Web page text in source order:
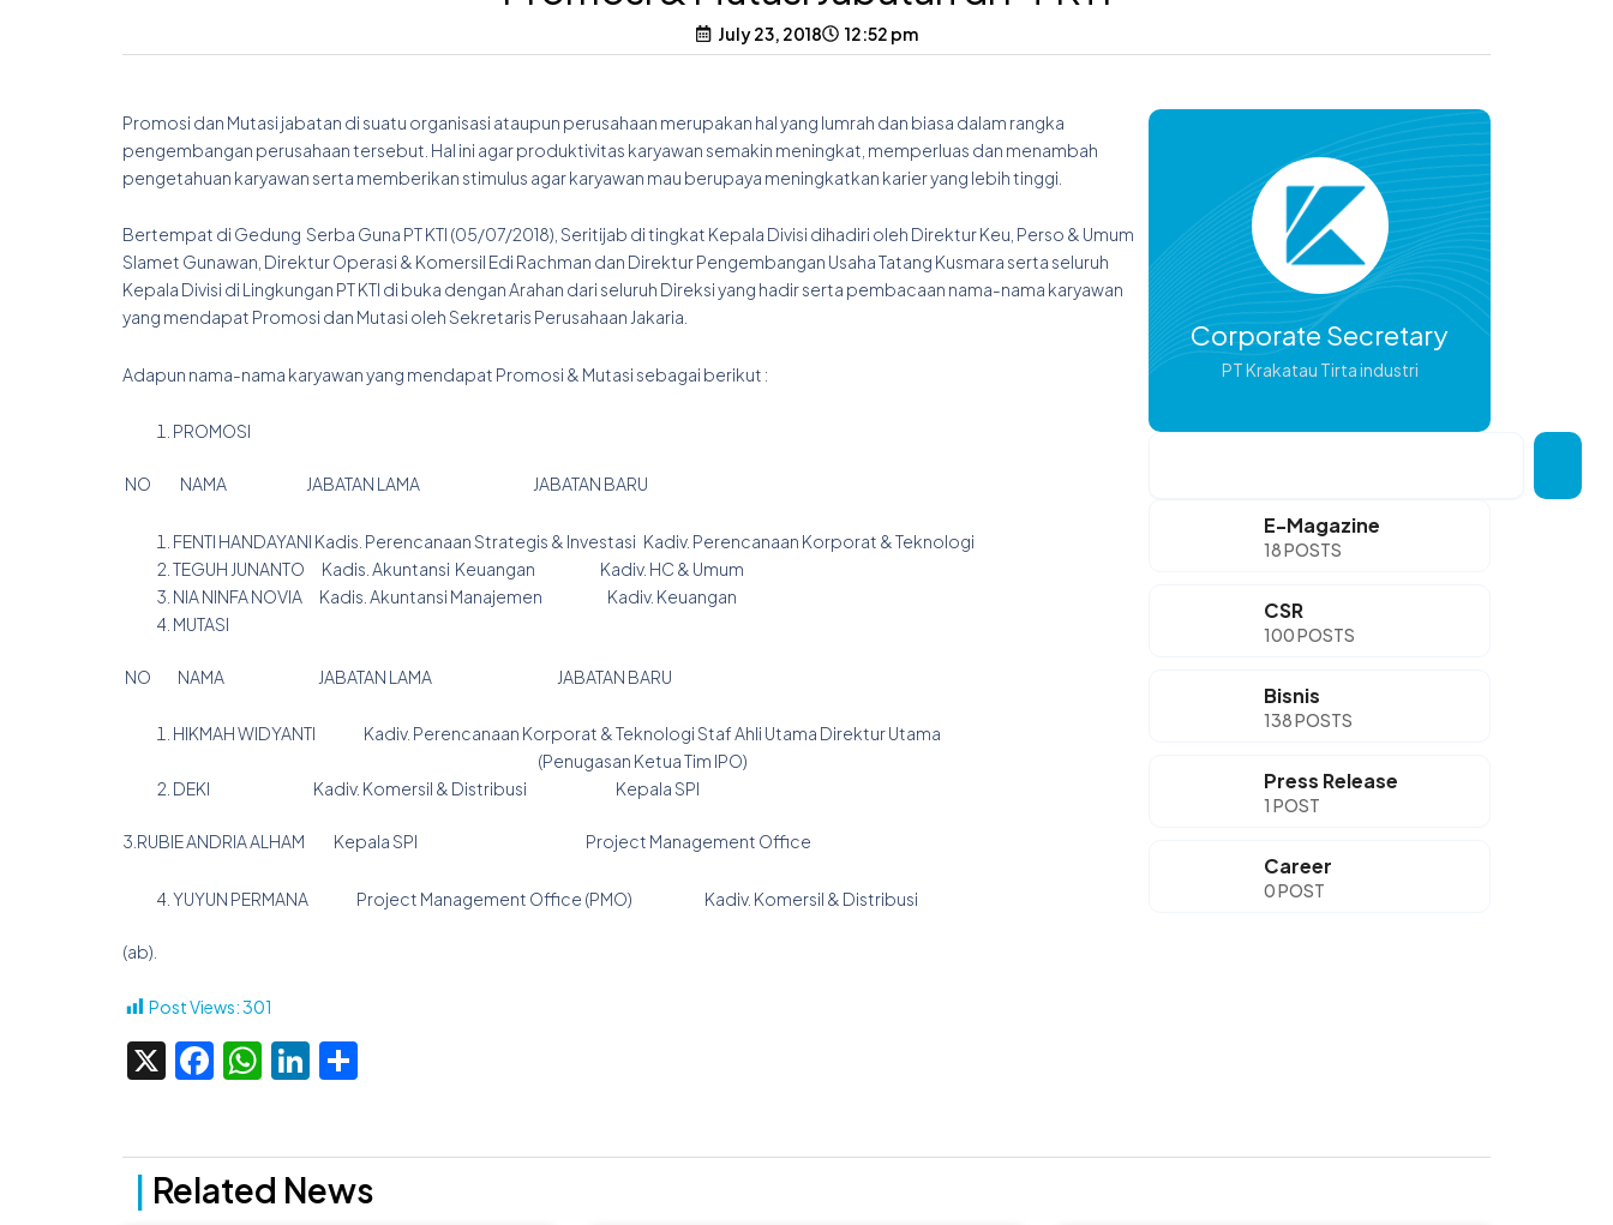
July 23, 2018 12:52 pm
Promosi dan Mutasi jabatan di suatu organisasi ataupun perusahaan merupakan hal yang lumrah dan biasa dalam rangka
pengembangan perusahaan tersebut. Hal ini agar produktivitas karyawan semakin meningkat, memperluas dan menambah
pengetahuan karyawan serta memberikan stimulus agar karyawan mau berupaya meningkatkan karier yang lebih tinggi.
Bertempat di Gedung Serba Guna PT KTI (05/07/2018), Seritijab di tingkat Kepala Divisi dihadiri oleh Direktur Keu, Perso & Umum
Slamet Gunawan, Direktur Operasi & Komersil Edi Rachman dan Direktur Pengembangan Usaha Tatang Kusmara serta seluruh
Kepala Divisi di Lingkungan PT KTI di buka dengan Arahan dari seluruh Direksi yang hadir serta pembacaan nama-nama karyawan
yang mendapat Promosi dan Mutasi oleh Sekretaris Perusahaan Jakaria.
Adapun nama-nama karyawan yang mendapat Promosi & Mutasi sebagai berikut :
PROMOSI
NO NAMA JABATAN LAMA JABATAN BARU
FENTI HANDAYANI Kadis. Perencanaan Strategis & Investasi Kadiv. Perencanaan Korporat & Teknologi
TEGUH JUNANTO Kadis. Akuntansi Keuangan Kadiv. HC & Umum
NIA NINFA NOVIA Kadis. Akuntansi Manajemen Kadiv. Keuangan
MUTASI
NO NAMA JABATAN LAMA JABATAN BARU
HIKMAH WIDYANTI Kadiv. Perencanaan Korporat & Teknologi Staf Ahli Utama Direktur Utama
(Penugasan Ketua Tim IPO)
DEKI Kadiv. Komersil & Distribusi Kepala SPI
3.RUBIE ANDRIA ALHAM Kepala SPI Project Management Office
YUYUN PERMANA Project Management Office (PMO) Kadiv. Komersil & Distribusi
(ab).
Post Views:301
X Facebook
WhatsApp
LinkedIn
Corporate Secretary
PT Krakatau Tirta industri
E-Magazine
18 POSTS
CSR
100 POSTS
Bisnis
138 POSTS
Press Release
1 POST
Career
0 POST
Related News